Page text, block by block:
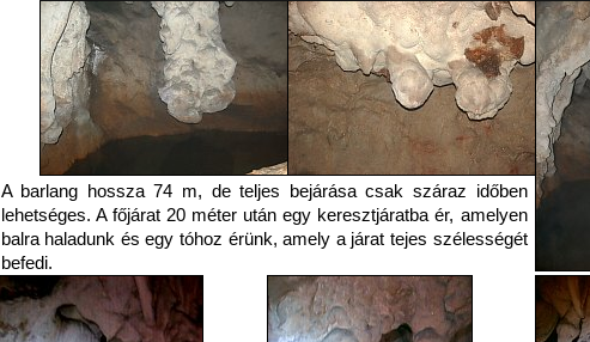
A barlang hossza 74 m, de teljes bejárása csak száraz időben
lehetséges. A főjárat 20 méter után egy keresztjáratba ér, amelyen
balra haladunk és egy tóhoz érünk, amely a járat tejes szélességét
befedi.